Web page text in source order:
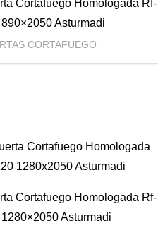
Cortafuego Homologada Rf-
Asturmadi
CORTAFUEGO
Cortafuego Homologada Rf-
Asturmadi